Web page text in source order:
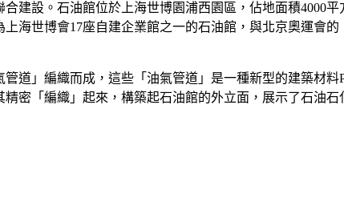
建設。石油館位於上海世博園浦西園區，佔地面積4000
海世博會17座自建企業館之一的石油館，與北京奧運會
道」編織而成，這些「油氣管道」是一種新型的建築材
密「編織」起來，構築起石油館的外立面，展示了石油石